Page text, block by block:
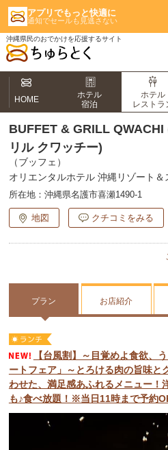
アプリでもっと快適に
通知でセールも見逃さない
沖縄県民のおでかけを応援するサイト
HOME
ホテル
宿泊
ホテル
レストラ
BUFFET & GRILL QWACHI
リル クワッチー)
（ブッフェ）
オリエンタルホテル 沖縄リゾート＆
所在地： 沖縄県名護市喜瀬1490-1
地図 クチコミをみる
プラン お店紹介
【台風割】～目覚めよ食欲、
ートフェア」～とろける肉の旨味と
わせた、満足感あふれるメニュー！
も♪食べ放題！※当日11時まで予約